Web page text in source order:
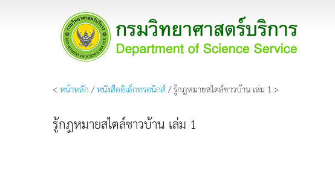
<หน้าหลัก /หนังสืออิเล็กทรอนิกส์/ รู้กฎหมายสไตล์ชาวบ้าน เล่ม 1 >
รู้กฎหมายสไตล์ชาวบ้าน เล่ม 1